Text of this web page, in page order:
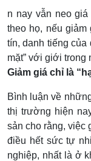
n nay vẫn neo
theo họ, nếu
tín, danh tiếng của
mặt” với giới trong
Giảm giá chỉ là
Bình luận về
thị trường hiện
sản cho rằng, việc
điều hết sức tự
nghiệp, nhất là ở